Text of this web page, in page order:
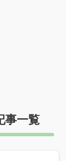
事一覧